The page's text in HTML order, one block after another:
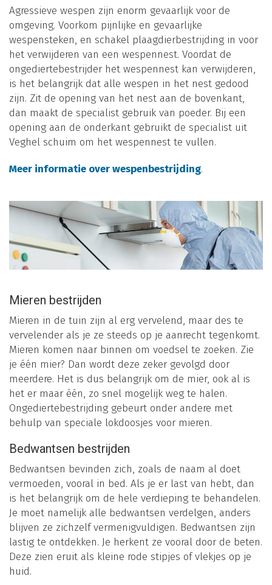
Agressieve wespen zijn enorm gevaarlijk voor de
omgeving. Voorkom pijnlijke en gevaarlijke
wespensteken, en schakel plaagdierbestrijding in voor
het verwijderen van een wespennest. Voordat de
ongediertebestrijder het wespennest kan verwijderen,
is het belangrijk dat alle wespen in het nest gedood
zijn. Zit de opening van het nest aan de bovenkant,
dan maakt de specialist gebruik van poeder. Bij een
opening aan de onderkant gebruikt de specialist uit
Veghel schuim om het wespennest te vullen.
Meer informatie over wespenbestrijding.
Mieren bestrijden
Mieren in de tuin zijn al erg vervelend, maar des te
vervelender als je ze steeds op je aanrecht tegenkomt.
Mieren komen naar binnen om voedsel te zoeken. Zie
je één mier? Dan wordt deze zeker gevolgd door
meerdere. Het is dus belangrijk om de mier, ook al is
het er maar één, zo snel mogelijk weg te halen.
Ongediertebestrijding gebeurt onder andere met
behulp van speciale lokdoosjes voor mieren.
Bedwantsen bestrijden
Bedwantsen bevinden zich, zoals de naam al doet
vermoeden, vooral in bed. Als je er last van hebt, dan
is het belangrijk om de hele verdieping te behandelen.
Je moet namelijk alle bedwantsen verdelgen, anders
blijven ze zichzelf vermenigvuldigen. Bedwantsen zijn
lastig te ontdekken. Je herkent ze vooral door de beten.
Deze zien eruit als kleine rode stipjes of vlekjes op je
huid.